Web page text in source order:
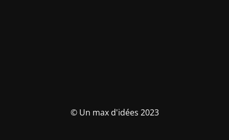
© Un max d'idées 2023